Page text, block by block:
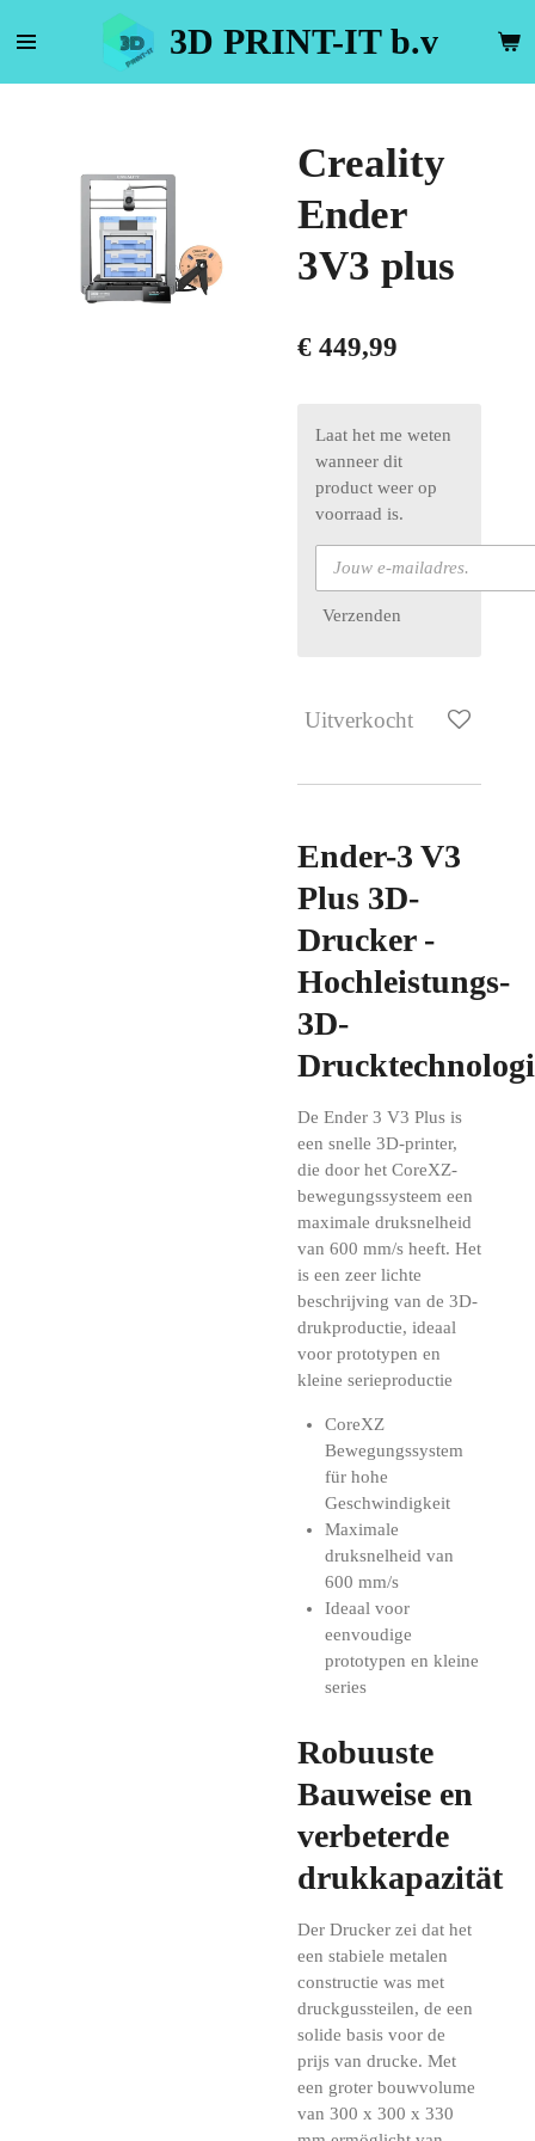
direct
3D PRINT-IT b.v
Creality
Ender
3V3 plus
€ 449,99
Laat het me weten
wanneer dit
product weer op
voorraad is.
Verzenden
Uitverkocht
Ender-3 V3
Plus 3D-
Drucker -
Hochleistungs-
3D-
De Ender 3 V3 Plus is
een snelle 3D-printer,
die door het CoreXZ-
bewegungssysteem een ​​
maximale druksnelheid
van 600 mm/s heeft. Het
is een zeer lichte
beschrijving van de 3D-
drukproductie, ideaal
voor prototypen en
kleine serieproductie
CoreXZ
Bewegungssystem
für hohe
Geschwindigkeit
Maximale
druksnelheid van
600 mm/s
Ideaal voor
eenvoudige
prototypen en kleine
series
Robuuste
Bauweise en
verbeterde
drukkapazität
Der Drucker zei dat het
een stabiele metalen
constructie was met
druckgussteilen, de een
solide basis voor de
prijs van drucke. Met
een groter bouwvolume
van 300 x 300 x 330